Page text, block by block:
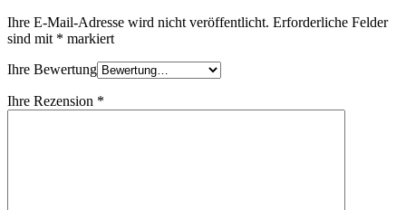
Ihre E-Mail-Adresse wird nicht veröffentlicht. Erforderliche Felder
sind mit * markiert
Ihre Bewertung
Ihre Rezension *